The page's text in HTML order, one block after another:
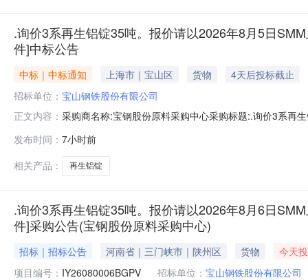
.询价3系再生铝锭35吨。报价请以2026年8月5日
件]中标公告
中标｜中标通知 上海市｜宝山区 货物
4天后投标截止
招标单位： 宝山钢铁股份有限公司
正文内容： 采购商名称:宝钢股份原料采购中心采购标题:.询价3系再
发布时间： 7小时前
相关产品：
再生铝锭
.询价3系再生铝锭35吨。报价请以2026年8月6日
件]采购公告(宝钢股份原料采购中心)
招标｜招标公告 河南省｜三门峡市｜陕州区 货物
今天
项目编号： IY26080006BGPV 招标单位： 宝山钢铁股份有限公司